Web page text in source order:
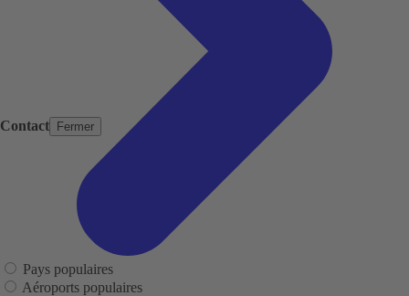
Contact Fermer
Pays populaires
Aéroports populaires